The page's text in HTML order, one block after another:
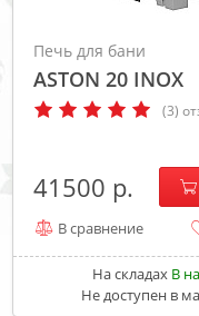
Печь для бани
ASTON 20 INOX
(3)
41500 −
В сравнение
На складах В
Не доступен в